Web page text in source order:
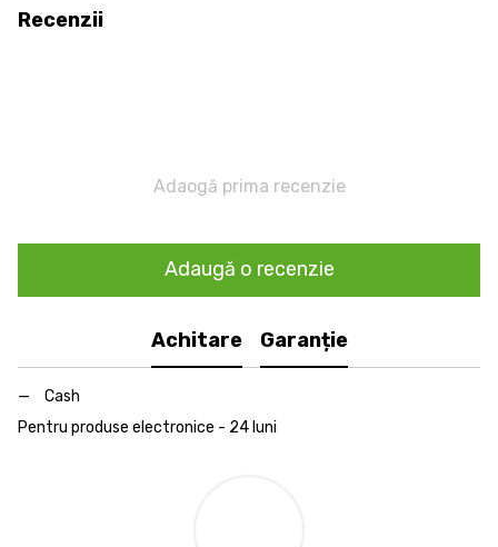
Recenzii
Adaogă prima recenzie
Adaugă o recenzie
Achitare Garanție
Cash
Pentru produse electronice - 24 luni